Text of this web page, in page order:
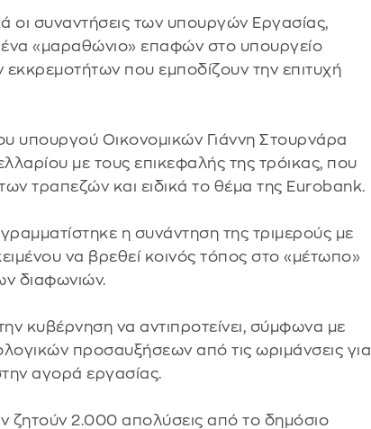
οι συναντήσεις των υπουργών Εργασίας,
ένα «μαραθώνιο» επαφών στο υπουργείο
που εμποδίζουν την επιτυχή
υπουργού Οικονομικών Γιάννη Στουρνάρα
με τους επικεφαλής της τρόικας, που
τραπεζών και ειδικά το θέμα της Eurobank.
η συνάντηση της τριμερούς με
να βρεθεί κοινός τόπος στο «μέτωπο»
διαφωνιών.
κυβέρνηση να αντιπροτείνει, σύμφωνα με
προσαυξήσεων από τις ωριμάνσεις για
αγορά εργασίας.
ζητούν 2.000 απολύσεις από το δημόσιο